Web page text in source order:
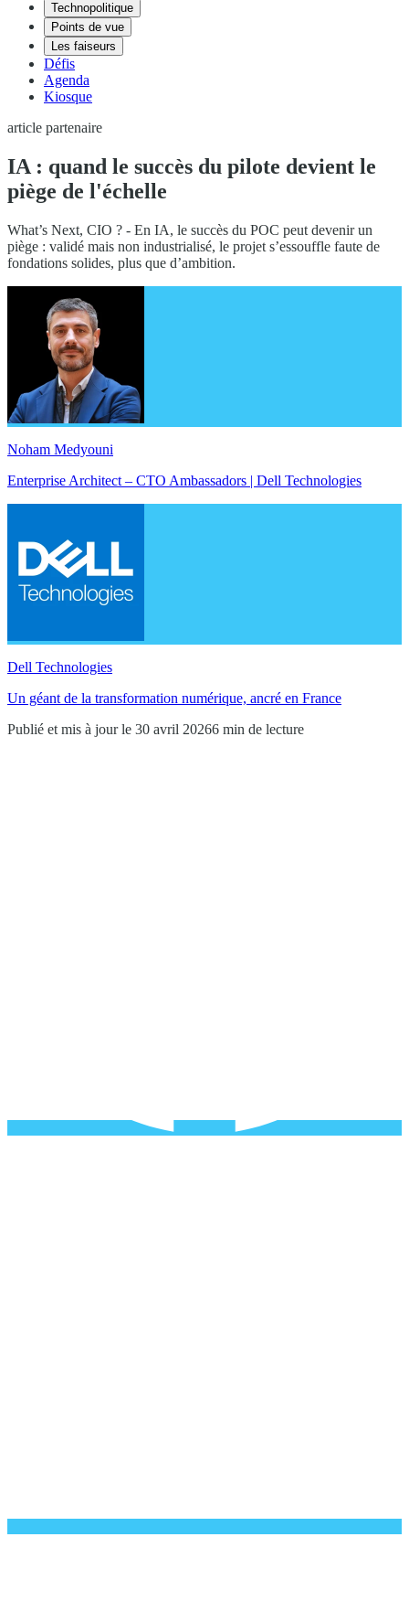
Technopolitique
Points de vue
Les faiseurs
Défis
Agenda
Kiosque
article partenaire
IA : quand le succès du pilote devient le
piège de l'échelle
What’s Next, CIO ? - En IA, le succès du POC peut devenir un
piège : validé mais non industrialisé, le projet s’essouffle faute de
fondations solides, plus que d’ambition.
Noham Medyouni
Enterprise Architect – CTO Ambassadors | Dell Technologies
Dell Technologies
Un géant de la transformation numérique, ancré en France
Publié et mis à jour le 30 avril 20266 min de lecture